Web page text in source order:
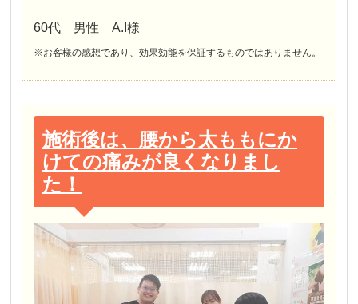
60代 男性 A.I様
※お客様の感想であり、効果効能を保証するものではありません。
施術後は、腰から太ももにか
けての痛みが良くなりまし
た！